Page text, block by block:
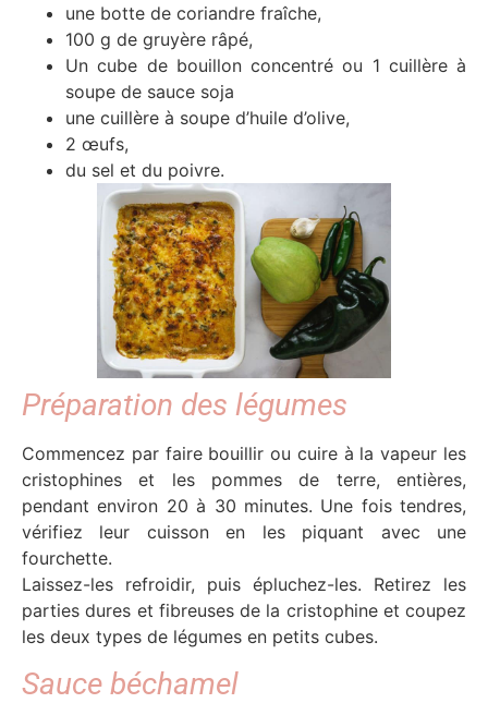
une botte de coriandre fraîche,
100 g de gruyère râpé,
Un cube de bouillon concentré ou 1 cuillère à
soupe de sauce soja
une cuillère à soupe d’huile d’olive,
2 œufs,
du sel et du poivre.
Préparation des légumes
Commencez par faire bouillir ou cuire à la vapeur les
cristophines et les pommes de terre, entières,
pendant environ 20 à 30 minutes. Une fois tendres,
vérifiez leur cuisson en les piquant avec une
fourchette.
Laissez-les refroidir, puis épluchez-les. Retirez les
parties dures et fibreuses de la cristophine et coupez
les deux types de légumes en petits cubes.
Sauce béchamel